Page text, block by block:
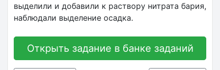
выделили и добавили к раствору нитрата бария,
наблюдали выделение осадка.
Открыть задание в банке заданий